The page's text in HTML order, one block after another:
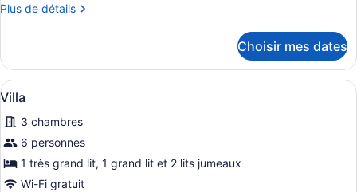
chambre :
Plus de détails
Plus
Villa,
terrasse
Choisir mes dates
Afficher
toutes
les
photos
pour
ce
Un balcon avec une table et des
14
Villa
3 chambres
6 personnes
1 très grand lit, 1 grand lit et 2 lits jumeaux
Wi-Fi gratuit